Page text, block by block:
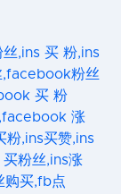
丝,ins 买 粉,ins
,facebook粉丝
买 粉
涨
粉,ins买赞,ins
粉丝,ins涨
买,fb点